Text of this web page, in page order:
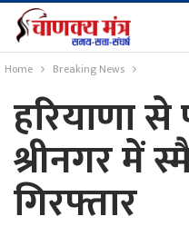
Home Breaking News
हरियाणा
श्रीनगर में
गिरफ्तार